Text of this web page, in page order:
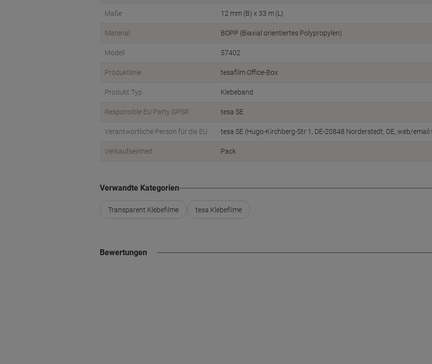
Maße 12 mm (B) x 33 m (L)
Material BOPP (Biaxial orientiertes Polypropylen)
Modell 57402
Produktlinie tesafilm Office-Box
Produkt Typ Klebeband
Responsible EU Party GPSR tesa SE
Verantwortliche Person für die EU tesa SE (Hugo-Kirchberg-Str 1, DE-20848 Norderstedt, DE, web/
Verkaufseinheit Pack
Verwandte Kategorien
Transparent Klebefilme tesa Klebefilme
Bewertungen